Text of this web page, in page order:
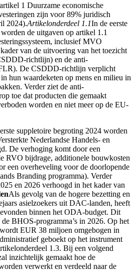
1 Duurzame economische
zijn voor 89% juridisch
2024).Artikelonderdeel 1.1In de eerste
de uitgaven op artikel 1.1
inclusief MVO
van de uitvoering van het toezicht
richtlijn) en de anti-
De CSDDD-richtlijn verplicht
hun waardeketen op mens en milieu in
Verder ziet de anti-
toe dat producten die gemaakt
worden en niet meer op de EU-
suppletoire begroting 2024 worden
Nederlandse Handels- en
De verhoging komt door een
RVO bijdrage, additionele bouwkosten
een overheveling voor de doorlopende
Branding programma). Verder
en 2026 verhoogd in het kader van
Als gevolg van de hogere bezetting en
asielzoekers uit DAC-landen, heeft
binnen het ODA-budget. Dit
BHOS-programma’s in 2026. Op het
EUR 38 miljoen omgebogen in
geboekt op het instrument
1.3. Bij een volgend
inzichtelijk gemaakt hoe de
verwerkt en verdeeld naar de